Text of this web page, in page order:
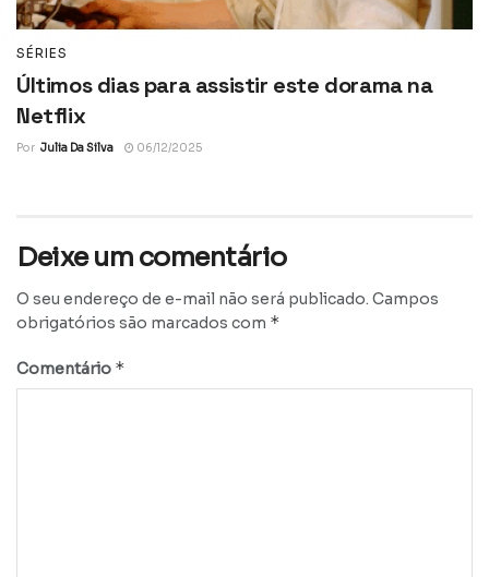
SÉRIES
Últimos dias para assistir este dorama na
Netflix
Por Julia Da Silva 06/12/2025
Deixe um comentário
O seu endereço de e-mail não será publicado. Campos
obrigatórios são marcados com *
Comentário *